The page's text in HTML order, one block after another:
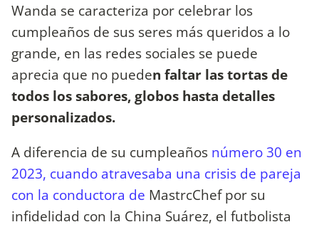
Wanda se caracteriza por celebrar los
cumpleaños de sus seres más queridos a lo
grande, en las redes sociales se puede
aprecia que no pueden faltar las tortas de
todos los sabores, globos hasta detalles
personalizados.
A diferencia de su cumpleaños número 30 en
2023, cuando atravesaba una crisis de pareja
con la conductora de MastrcChef por su
infidelidad con la China Suárez, el futbolista